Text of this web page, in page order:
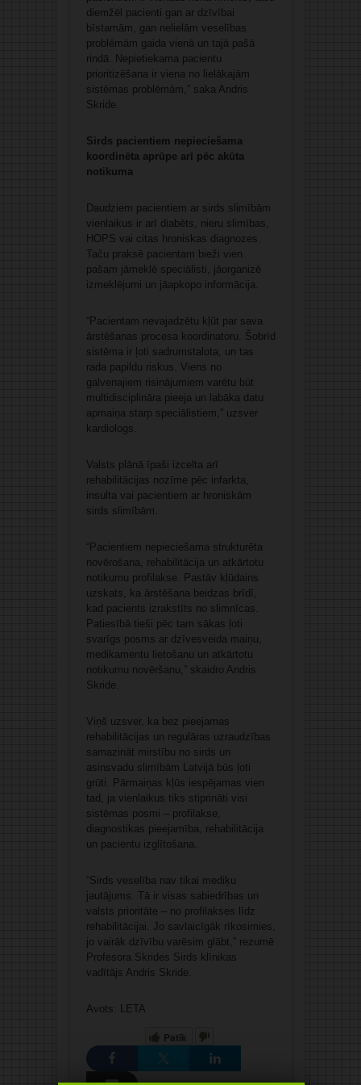
diemžēl pacienti gan ar dzīvībai
bīstamām, gan nelielām veselības
problēmām gaida vienā un tajā pašā
rindā. Nepietiekama pacientu
prioritizēšana ir viena no lielākajām
sistēmas problēmām,” saka Andris
Skride.
Sirds pacientiem nepieciešama
koordinēta aprūpe arī pēc akūta
notikuma
Daudziem pacientiem ar sirds slimībām
vienlaikus ir arī diabēts, nieru slimības,
HOPS vai citas hroniskas diagnozes.
Taču praksē pacientam bieži vien
pašam jāmeklē speciālisti, jāorganizē
izmeklējumi un jāapkopo informācija.
“Pacientam nevajadzētu kļūt par sava
ārstēšanas procesa koordinatoru. Šobrīd
sistēma ir ļoti sadrumstalota, un tas
rada papildu riskus. Viens no
galvenajiem risinājumiem varētu būt
multidisciplināra pieeja un labāka datu
apmaiņa starp speciālistiem,” uzsver
kardiologs.
Valsts plānā īpaši izcelta arī
rehabilitācijas nozīme pēc infarkta,
insulta vai pacientiem ar hroniskām
sirds slimībām.
“Pacientiem nepieciešama strukturēta
novērošana, rehabilitācija un atkārtotu
notikumu profilakse. Pastāv kļūdains
uzskats, ka ārstēšana beidzas brīdī,
kad pacients izrakstīts no slimnīcas.
Patiesībā tieši pēc tam sākas ļoti
svarīgs posms ar dzīvesveida maiņu,
medikamentu lietošanu un atkārtotu
notikumu novēršanu,” skaidro Andris
Skride.
Viņš uzsver, ka bez pieejamas
rehabilitācijas un regulāras uzraudzības
samazināt mirstību no sirds un
asinsvadu slimībām Latvijā būs ļoti
grūti. Pārmaiņas kļūs iespējamas vien
tad, ja vienlaikus tiks stiprināti visi
sistēmas posmi – profilakse,
diagnostikas pieejamība, rehabilitācija
un pacientu izglītošana.
“Sirds veselība nav tikai mediķu
jautājums. Tā ir visas sabiedrības un
valsts prioritāte – no profilakses līdz
rehabilitācijai. Jo savlaicīgāk rīkosimies,
jo vairāk dzīvību varēsim glābt,” rezumē
Profesora Skrides Sirds klīnikas
vadītājs Andris Skride.
Avots: LETA
Patīk